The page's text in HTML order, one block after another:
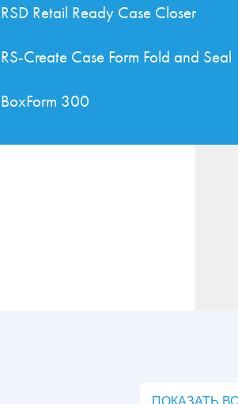
RSD Retail Ready Case Closer
RS-Create Case Form Fold and Seal
BoxForm 300